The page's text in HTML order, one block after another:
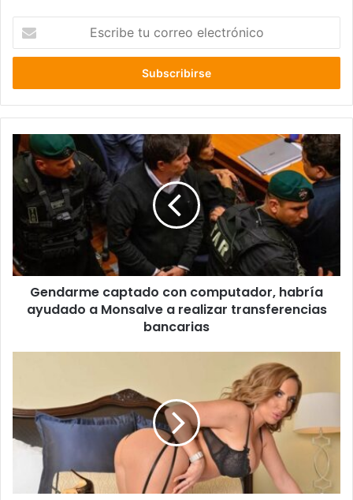
correo
Gendarme
captado
con
computador,
habría
ayudado
a
Monsalve
a
realizar
transferencias
Gendarme captado con computador, habría
ayudado a Monsalve a realizar transferencias
bancarias
sus
servicios
a
primeros
socorristas